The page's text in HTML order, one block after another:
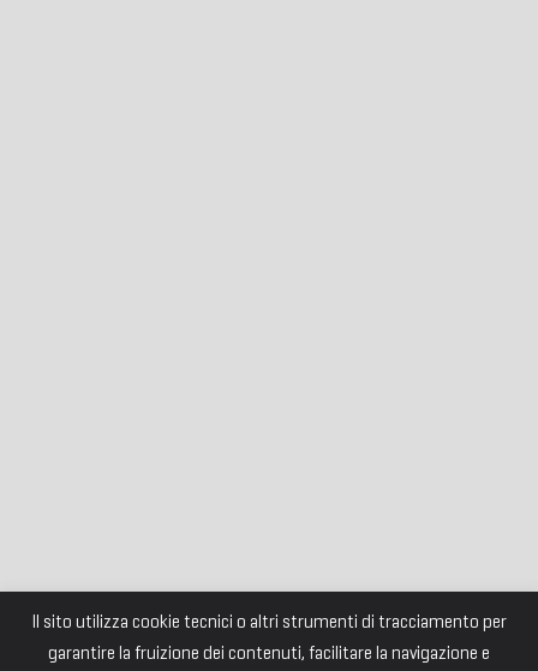
Il sito utilizza cookie tecnici o altri strumenti di tracciamento per
garantire la fruizione dei contenuti, facilitare la navigazione e